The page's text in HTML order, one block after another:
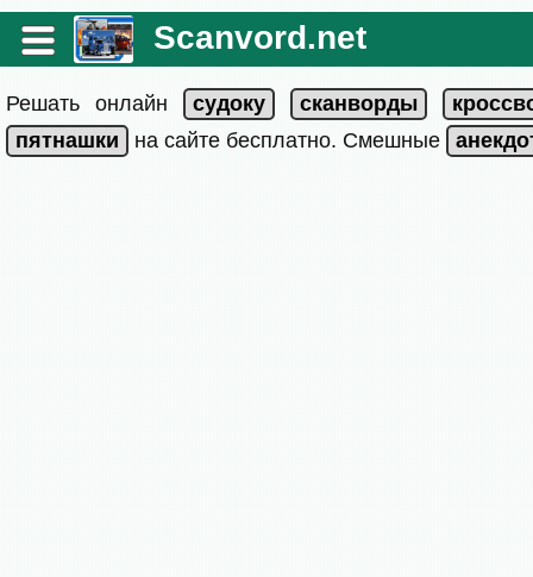
Scanvord.net
Решать онлайн
на сайте бесплатно. Смешные